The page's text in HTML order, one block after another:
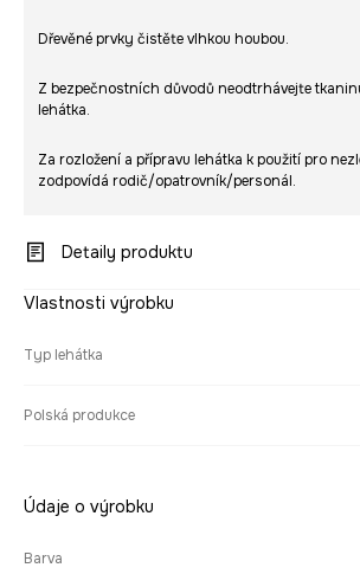
Dřevěné prvky čistěte vlhkou houbou.
Z bezpečnostních důvodů neodtrhávejte
lehátka.
Za rozložení a přípravu lehátka k použití pro
zodpovídá rodič/opatrovník/personál.
Detaily produktu
Vlastnosti výrobku
Typ lehátka
Polská produkce
Údaje o výrobku
Barva